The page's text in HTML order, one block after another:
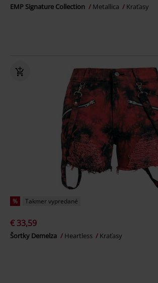
EMP Signature Collection Metallica Kraťasy
% Takmer vypredané
€ 33,59
Šortky Demelza Heartless Kraťasy